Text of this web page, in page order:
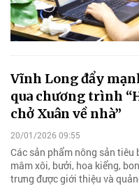
Vĩnh Long đẩy
qua chương trình
chở Xuân về nhà”
20/01/2026 09:55
Các sản phẩm nông sản tiêu
mâm xôi, bưởi, hoa kiểng,
trưng được giới thiệu và